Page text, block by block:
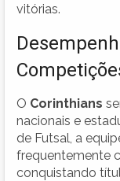
vitórias.
O Corinthians
nacionais e
de Futsal, a
frequentemente
conquistando